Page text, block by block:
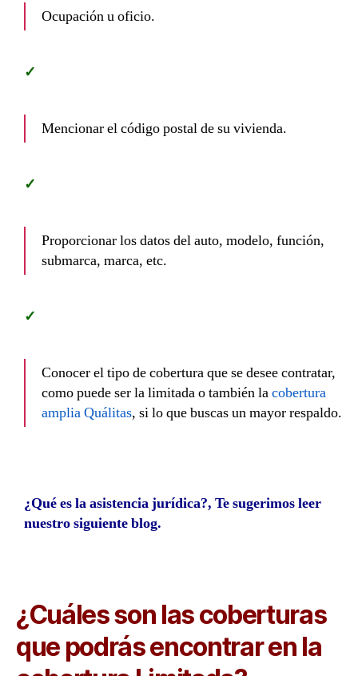
Ocupación u oficio.
Mencionar el código postal de su vivienda.
Proporcionar los datos del auto, modelo, función,
submarca, marca, etc.
Conocer el tipo de cobertura que se desee contratar,
como puede ser la limitada o también lacobertura
amplia Quálitas, si lo que buscas un mayor respaldo.
¿Qué es la asistencia jurídica?, Te sugerimos leer
nuestro siguiente blog.
¿Cuáles son las coberturas
que podrás encontrar en la